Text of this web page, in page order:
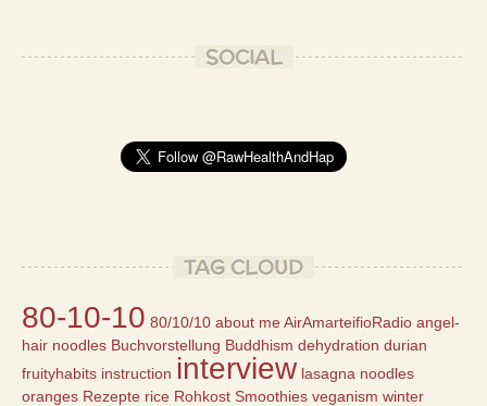
SOCIAL
TAG CLOUD
80-10-10 80/10/10 about meAirAmarteifioRadio angel-
hair noodles Buchvorstellung Buddhism dehydration durian
fruityhabits instruction interview lasagna noodles
oranges Rezepte rice Rohkost Smoothies veganism winter